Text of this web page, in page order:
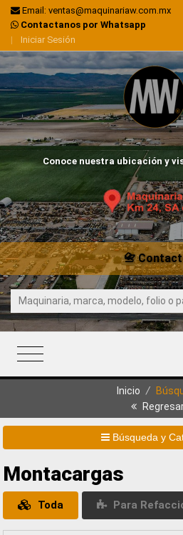
Email: ventas@maquinariaw.com.mx
Contactanos por Whatsapp
|
Iniciar Sesión
Conoce nuestra ubicación y
📇
Inicio /
Búsqueda y
Montacargas
Toda Para